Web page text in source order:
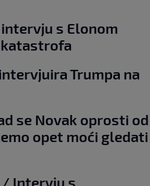
intervju s Elonom
Trumpa na
se Novak oprosti od
opet moći gledati
/ Intervju s